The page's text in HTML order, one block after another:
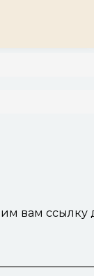
вам ссылку